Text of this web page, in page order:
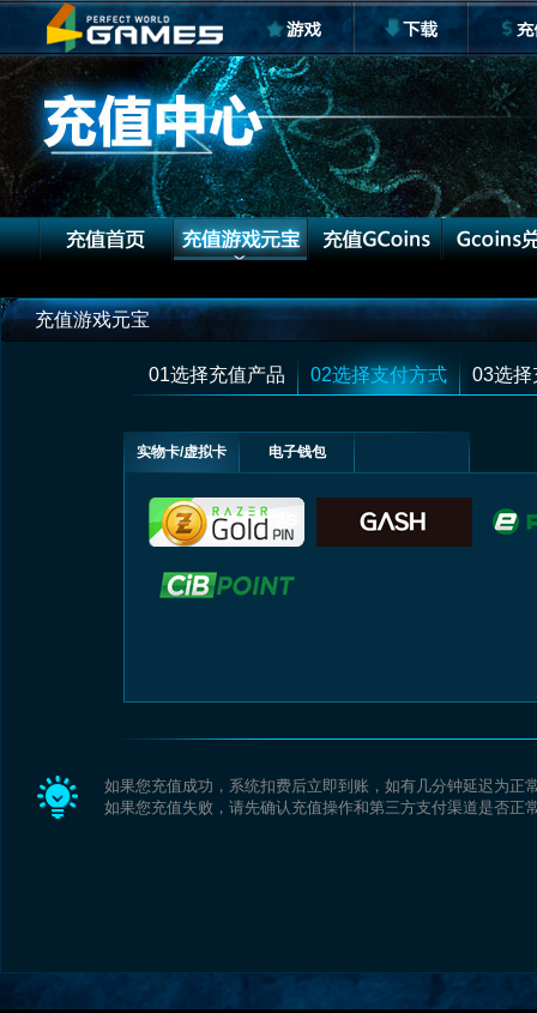
充值游戏元宝
01选择充值产品 02选择支付方式 03选择
实物卡/虚拟卡 电子钱包
如果您充值成功，系统扣费后立即到账，如有几分钟延迟为正
如果您充值失败，请先确认充值操作和第三方支付渠道是否正